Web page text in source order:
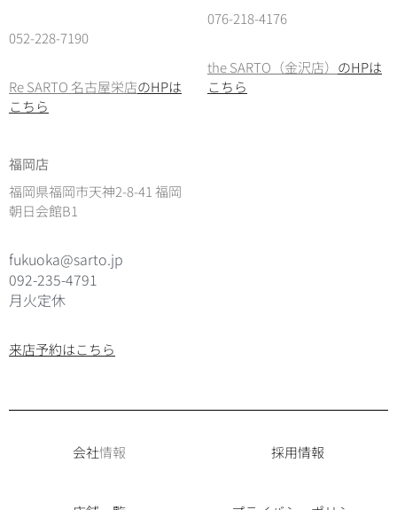
052-228-7190
Re SARTO 名古屋栄店のHPは
こちら
076-218-4176
the SARTO（金沢店） のHPは
こちら
福岡店
福岡県福岡市天神2-8-41 福岡
朝日会館B1
fukuoka@sarto.jp
092-235-4791
月火定休
来店予約はこちら
会社情報 採用情報